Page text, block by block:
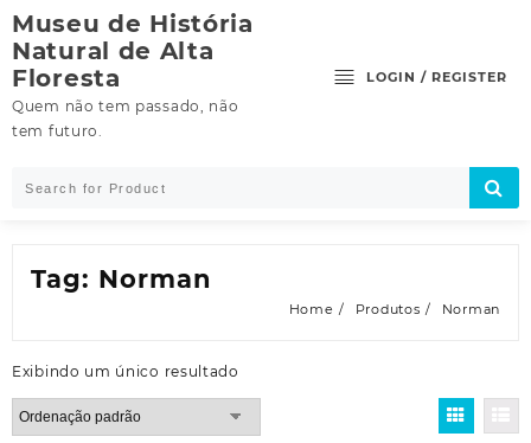
Skip
to
content
Museu de História
Natural de Alta
Floresta
Quem não tem passado, não
tem futuro.
LOGIN / REGISTER
Tag: Norman
Home Produtos Norman
Exibindo um único resultado